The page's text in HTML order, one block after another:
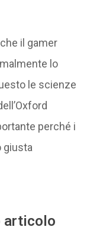
il gamer
lo
le scienze
perché i
giusta
articolo